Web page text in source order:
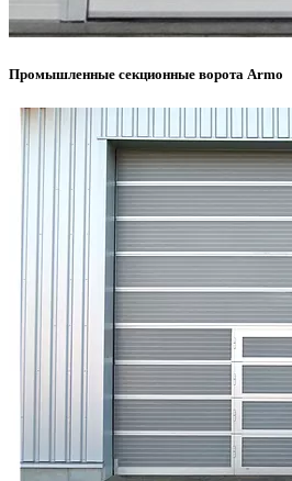
Промышленные секционные ворота Armo